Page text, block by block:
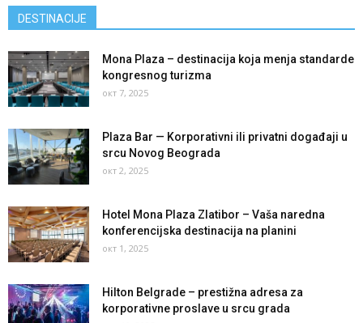
DESTINACIJE
Mona Plaza – destinacija koja menja standarde
kongresnog turizma
окт 7, 2025
Plaza Bar — Korporativni ili privatni događaji u
srcu Novog Beograda
окт 2, 2025
Hotel Mona Plaza Zlatibor – Vaša naredna
konferencijska destinacija na planini
окт 1, 2025
Hilton Belgrade – prestižna adresa za
korporativne proslave u srcu grada